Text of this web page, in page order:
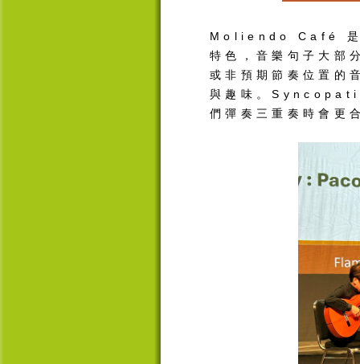
Moliendo Café 是
特色，音樂句子大部
或非預期節奏位置的
與趣味。
們彈奏三重奏時會更